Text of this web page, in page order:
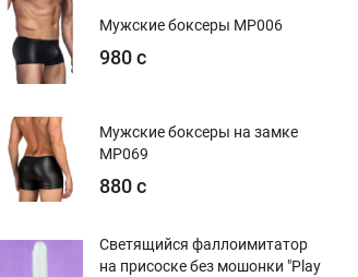
Мужские боксеры MP006
980 с
Мужские боксеры на замке
MP069
880 с
Светящийся фаллоимитатор
на присоске без мошонки "Play